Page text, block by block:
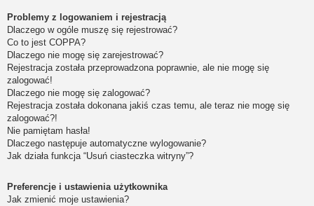
Problemy z logowaniem i rejestracją
Dlaczego w ogóle muszę się rejestrować?
Co to jest COPPA?
Dlaczego nie mogę się zarejestrować?
Rejestracja została przeprowadzona poprawnie, ale nie mogę się
zalogować!
Dlaczego nie mogę się zalogować?
Rejestracja została dokonana jakiś czas temu, ale teraz nie mogę się
zalogować?!
Nie pamiętam hasła!
Dlaczego następuje automatyczne wylogowanie?
Jak działa funkcja “Usuń ciasteczka witryny”?
Preferencje i ustawienia użytkownika
Jak zmienić moje ustawienia?